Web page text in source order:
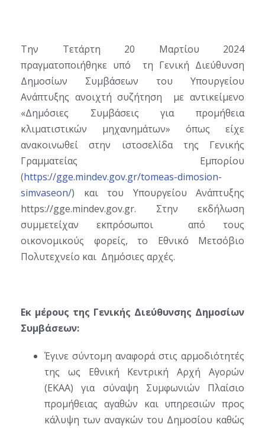
Την Τετάρτη 20 Μαρτίου 2024
πραγματοποιήθηκε υπό τη Γενική Διεύθυνση
Δημοσίων Συμβάσεων του Υπουργείου
Ανάπτυξης ανοιχτή συζήτηση με αντικείμενο
«Δημόσιες Συμβάσεις για προμήθεια
κλιματιστικών μηχανημάτων» όπως είχε
ανακοινωθεί στην ιστοσελίδα της Γενικής
Γραμματείας Εμπορίου
(https://gge.mindev.gov.gr/tomeas-dimosion-
simvaseon/) και του Υπουργείου Ανάπτυξης
https://gge.mindev.gov.gr. Στην εκδήλωση
συμμετείχαν εκπρόσωποι από τους
οικονομικούς φορείς, το Εθνικό Μετσόβιο
Πολυτεχνείο και Δημόσιες αρχές.
Εκ μέρους της Γενικής Διεύθυνσης Δημοσίων
Συμβάσεων:
Έγινε σύντομη αναφορά στις αρμοδιότητές
της ως Εθνική Κεντρική Αρχή Αγορών
(ΕΚΑΑ) για σύναψη Συμφωνιών Πλαίσιο
προμήθειας αγαθών και υπηρεσιών προς
κάλυψη των αναγκών του Δημοσίου καθώς